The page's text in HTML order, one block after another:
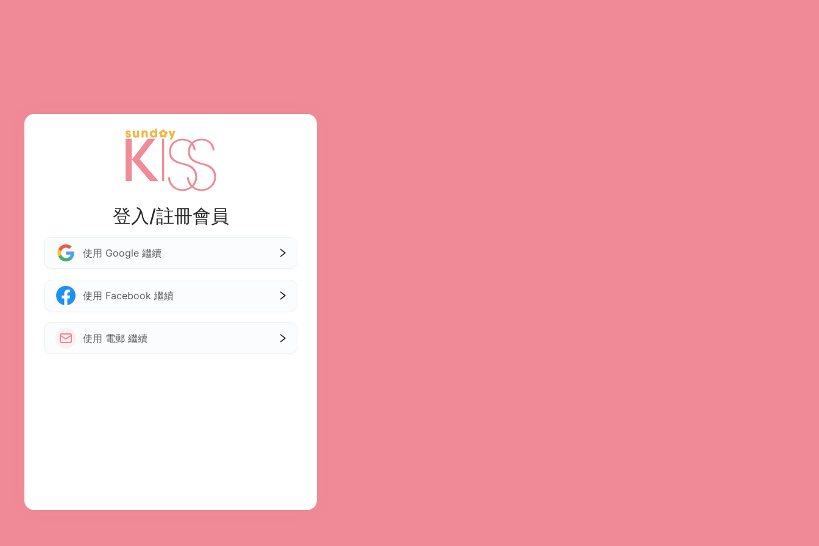
登入/註冊會員
使用 Google 繼續
使用 Facebook 繼續
使用 電郵 繼續